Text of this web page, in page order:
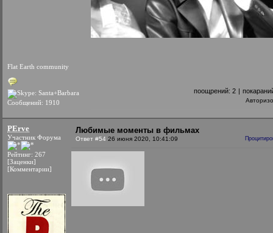
Flat Earth community
Сообщений: 1910
поощрений: 2 |
PErve
Участник Форума
Рейтинг: 267
[Заценки]
[Комментарии]
Любимые моменты в фильмах
Ответ #54 26 июня 2020, 10:41:09